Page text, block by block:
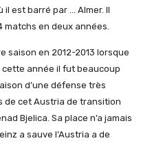
est barré par … Almer. Il
matchs en deux années.
saison en 2012-2013 lorsque
cette année il fut beaucoup
d’une défense très
de cet Austria de transition
Bjelica. Sa place n’a jamais
a sauve l’Austria a de